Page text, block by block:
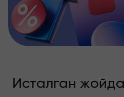
Исталган